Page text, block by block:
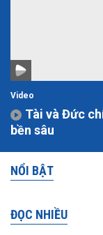
Video
Tài và Đức
bền sâu
NỔI BẬT
ĐỌC NHIỀU